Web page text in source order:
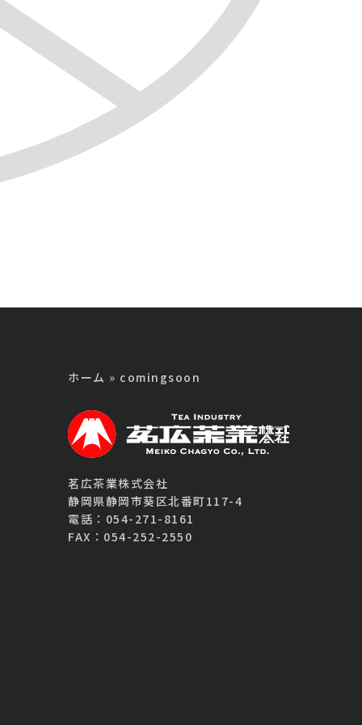
ホーム » comingsoon
茗広茶業株式会社
静岡県静岡市葵区北番町117-4
電話：054-271-8161
FAX：054-252-2550